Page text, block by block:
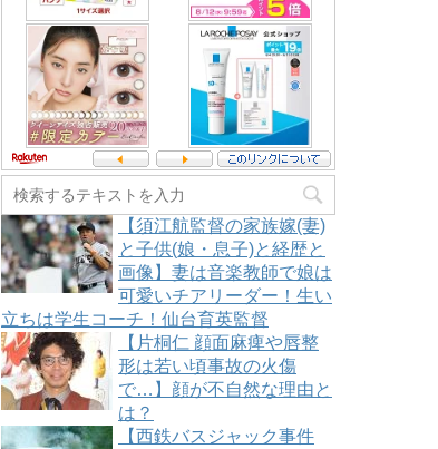
【須江航監督の家族嫁(妻)
と子供(娘・息子)と経歴と
画像】妻は音楽教師で娘は
可愛いチアリーダー！生い
立ちは学生コーチ！仙台育英監督
【片桐仁 顔面麻痺や唇整
形は若い頃事故の火傷
で…】顔が不自然な理由と
は？
【西鉄バスジャック事件